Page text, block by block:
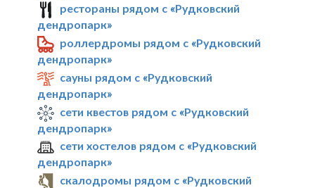
рестораны рядом с «Рудковский
дендропарк»
роллердромы рядом с «Рудковский
дендропарк»
сауны рядом с «Рудковский
дендропарк»
сети квестов рядом с «Рудковский
дендропарк»
сети хостелов рядом с «Рудковский
дендропарк»
скалодромы рядом с «Рудковский